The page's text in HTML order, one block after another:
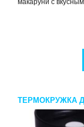
ТЕРМОКРУЖКА